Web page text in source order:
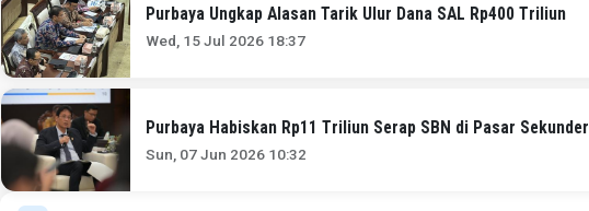
Purbaya Ungkap Alasan Tarik Ulur Dana SAL Rp400 Triliun
Wed, 15 Jul 2026 18:37
Purbaya Habiskan Rp11 Triliun Serap SBN di Pasar Sekunder
Sun, 07 Jun 2026 10:32